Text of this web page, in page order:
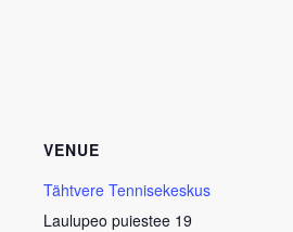
VENUE
Tähtvere Tennisekeskus
Laulupeo puiestee 19